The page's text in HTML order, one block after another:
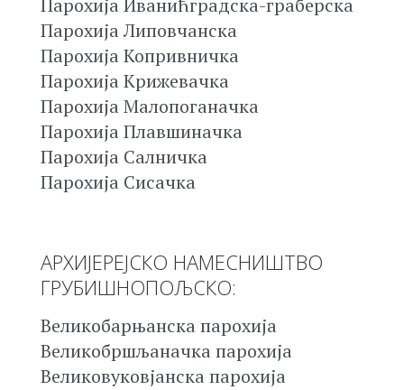
Парохија Иванићградска-граберска
Парохија Липовчанска
Парохија Копривничка
Парохија Крижевачка
Парохија Малопоганачка
Парохија Плавшиначка
Парохија Салничка
Парохија Сисачка
АРХИЈЕРЕЈСКО НАМЕСНИШТВО
ГРУБИШНОПОЉСКО:
Великобарњанска парохија
Великобршљаначка парохија
Великовуковјанска парохија